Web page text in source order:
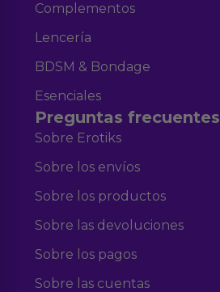
Complementos
Lencería
BDSM & Bondage
Esenciales
Preguntas frecuentes
Sobre Erotiks
Sobre los envíos
Sobre los productos
Sobre las devoluciones
Sobre los pagos
Sobre las cuentas